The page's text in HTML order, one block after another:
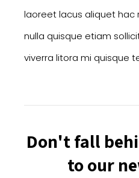
laoreet lacus aliquet hac
nulla quisque etiam
viverra litora mi quisque
Don't fall
to our